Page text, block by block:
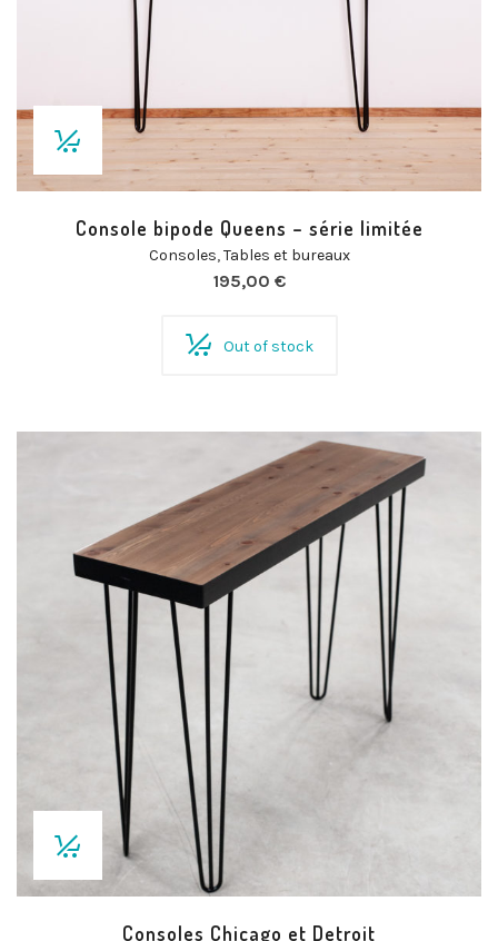
Console bipode Queens – série limitée
Consoles,Tables et bureaux
195,00 €
Out of stock
Consoles Chicago et Detroit